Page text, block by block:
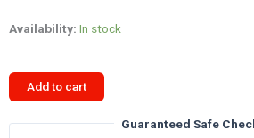
was:
Availability: In stock
নিওকেয়ার
80pcs
Add to cart
Guaranteed Safe